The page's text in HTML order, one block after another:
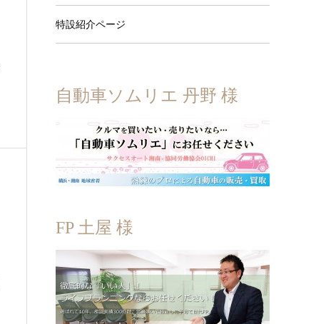
特設紹介ページ
自動車ソムリエ 丹野 様
FP 土屋 様